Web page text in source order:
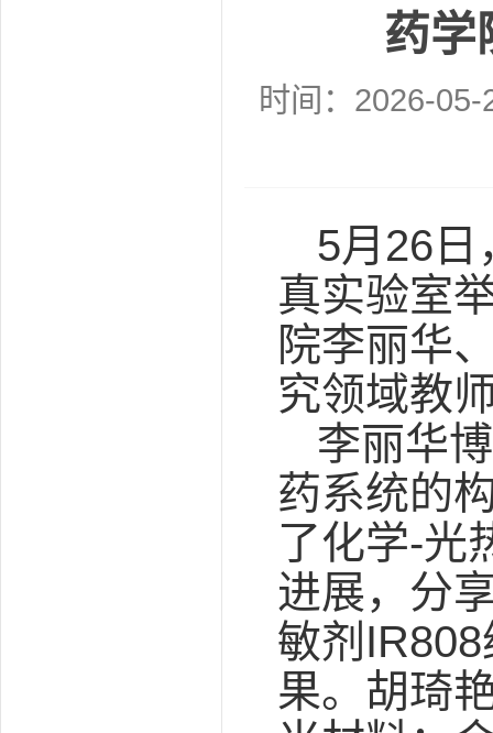
药学
时间：2026-05-
5月26日
真实验室
院李丽华
究领域教
李丽华
药系统的
了化学-光
进展，分
敏剂
果。胡琦